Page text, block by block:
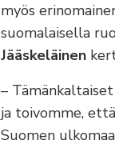
myös
suomalaisella
Jääskeläinen
–
ja toivomme,
Suomen